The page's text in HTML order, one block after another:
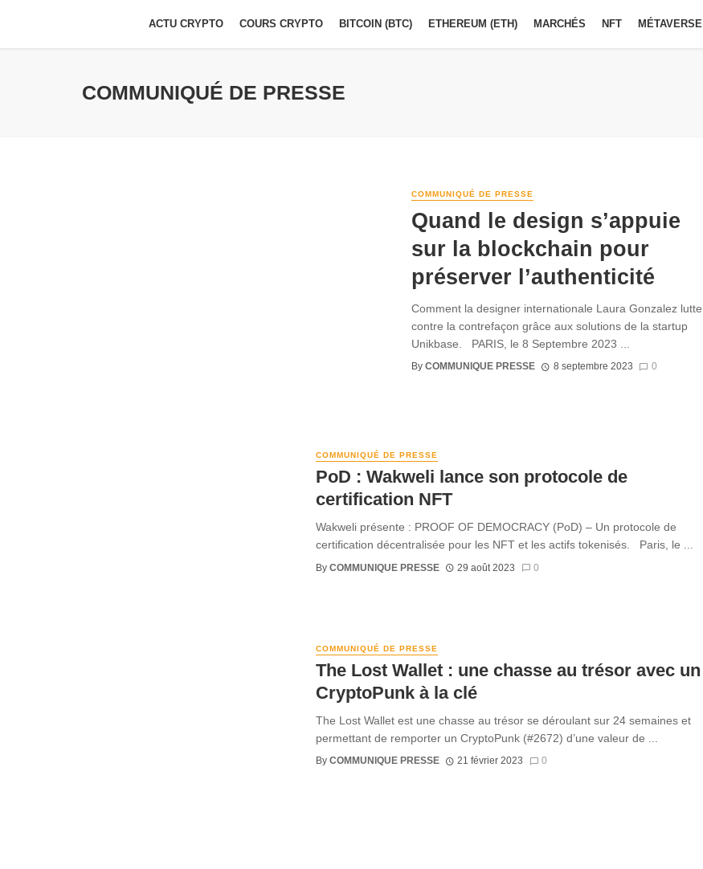
ACTU CRYPTO COURS CRYPTO BITCOIN (BTC) ETHEREUM (ETH) MARCHÉS NFT MÉTAVERSE
COMMUNIQUÉ DE PRESSE
COMMUNIQUÉ DE PRESSE
Quand le design s’appuie
sur la blockchain pour
préserver l’authenticité
Comment la designer internationale Laura Gonzalez lutte
contre la contrefaçon grâce aux solutions de la startup
Unikbase. PARIS, le 8 Septembre 2023 ...
By COMMUNIQUE PRESSE 8 septembre 2023 0
COMMUNIQUÉ DE PRESSE
PoD : Wakweli lance son protocole de
certification NFT
Wakweli présente : PROOF OF DEMOCRACY (PoD) – Un protocole de
certification décentralisée pour les NFT et les actifs tokenisés. Paris, le ...
By COMMUNIQUE PRESSE 29 août 2023 0
COMMUNIQUÉ DE PRESSE
The Lost Wallet : une chasse au trésor avec un
CryptoPunk à la clé
The Lost Wallet est une chasse au trésor se déroulant sur 24 semaines et
permettant de remporter un CryptoPunk (#2672) d’une valeur de ...
By COMMUNIQUE PRESSE 21 février 2023 0